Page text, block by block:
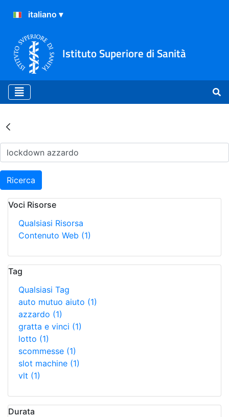
Istituto Superiore di Sanità
Risultati della Ricerca -
Ricerca
Voci Risorse
Qualsiasi Risorsa
Contenuto Web (1)
Tag
Qualsiasi Tag
auto mutuo aiuto (1)
azzardo (1)
gratta e vinci (1)
lotto (1)
scommesse (1)
slot machine (1)
vlt (1)
Durata